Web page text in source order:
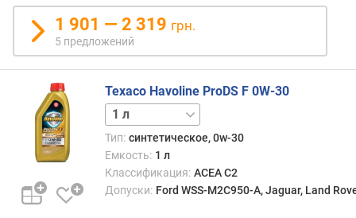
о
б
ъ
м
л
)
с
о
1 901 — 2 319 грн.
5 предложений
Texaco Havoline ProDS F 0W-30
4 л 20 л
Тип: синтетическое, 0w-30
Емкость: 1 л
Классификация: ACEA C2
Допуски: Ford WSS-M2C950-A, Jaguar, Land